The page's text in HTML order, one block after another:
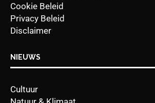
Cookie Beleid
Privacy Beleid
Disclaimer
NIEUWS
Cultuur